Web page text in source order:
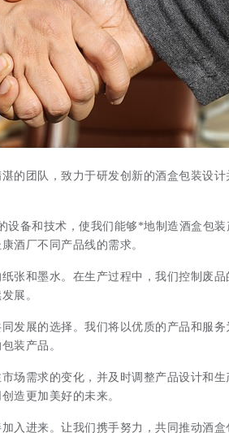
的团队，致力于研发创新的酒盒包装设
备和技术，使我们能够*地制造酒盒包
酒厂不同产品线的需求。
和墨水。在生产过程中，我们控制废
展。
发展的选择。我们将以优质的产品和服
装产品。
场需求的变化，并及时调整产品设计和
造更加美好的未来。
入进来。让我们携手努力，共同推动酒